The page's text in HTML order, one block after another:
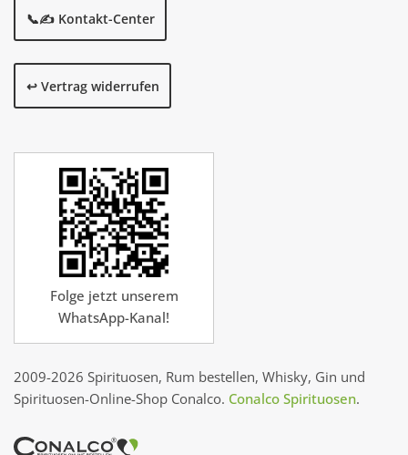
📞✍️ Kontakt-Center
↩️ Vertrag widerrufen
Folge jetzt unserem
WhatsApp-Kanal!
2009-2026 Spirituosen, Rum bestellen, Whisky, Gin und
Spirituosen-Online-Shop Conalco. Conalco Spirituosen.